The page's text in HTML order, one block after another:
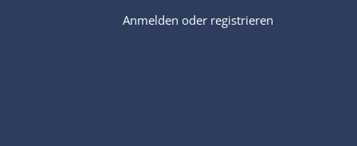
Anmelden oder registrieren